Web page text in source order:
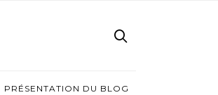
PRÉSENTATION DU BLOG